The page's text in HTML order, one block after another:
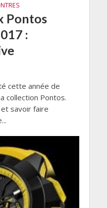
Pontos
:
cette année de
collection Pontos.
savoir faire